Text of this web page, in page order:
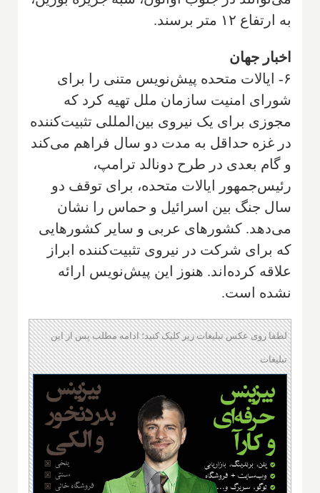
به ارتفاع ۱۲ متر برسند.
اخبار جهان
۶- ایالات متحده پیش‌نویس متنی را برای
شورای امنیت سازمان ملل تهیه کرد که
مجوزی برای یک نیروی بین‌المللی تثبیت‌کننده
در غزه حداقل به مدت دو سال فراهم می‌کند
و گام بعدی در طرح دونالد ترامپ،
رئیس‌جمهور ایالات متحده، برای توقف دو
سال جنگ بین اسرائیل و حماس را نشان
می‌دهد. کشورهای عربی و سایر کشورهایی
که برای شرکت در نیروی تثبیت‌کننده ابراز
علاقه کرده‌اند. هنوز این پیش‌نویس ارائه
نشده است.
لطفا روی عکس تبلیغات زیر کلیک کنید؛ ادامه مطلب پس از این
تبلیغات